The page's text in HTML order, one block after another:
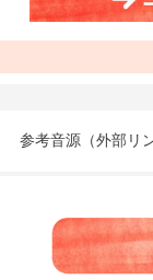
参考音源（外部リ